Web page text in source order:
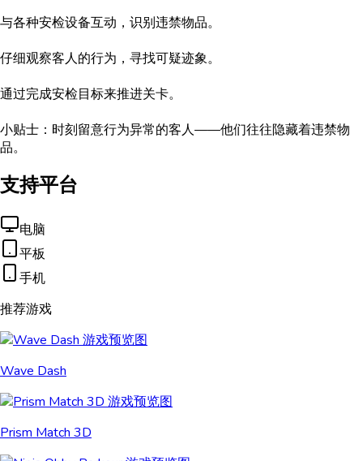
与各种安检设备互动，识别违禁物品。
仔细观察客人的行为，寻找可疑迹象。
通过完成安检目标来推进关卡。
小贴士：时刻留意行为异常的客人——他们往往隐藏着违禁物
品。
支持平台
电脑
平板
手机
推荐游戏
Wave Dash
Prism Match 3D